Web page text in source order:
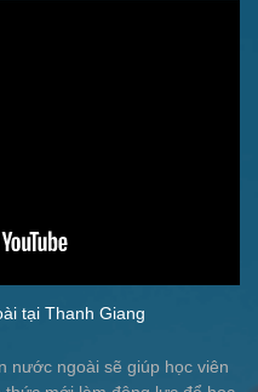
tại Thanh Giang
nước ngoài sẽ giúp học viên